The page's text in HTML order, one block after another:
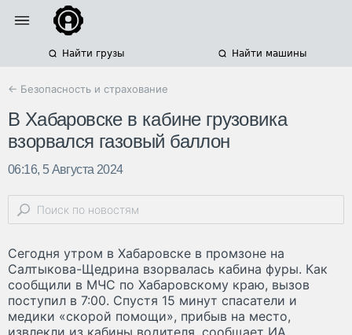
Найти грузы Найти машины
← Безопасность и страхование
В Хабаровске в кабине грузовика
взорвался газовый баллон
06:16, 5 Августа 2024
Сегодня утром в Хабаровске в промзоне на
Салтыкова-Щедрина взорвалась кабина фуры. Как
сообщили в МЧС по Хабаровскому краю, вызов
поступил в 7:00. Спустя 15 минут спасатели и
медики «скорой помощи», прибыв на место,